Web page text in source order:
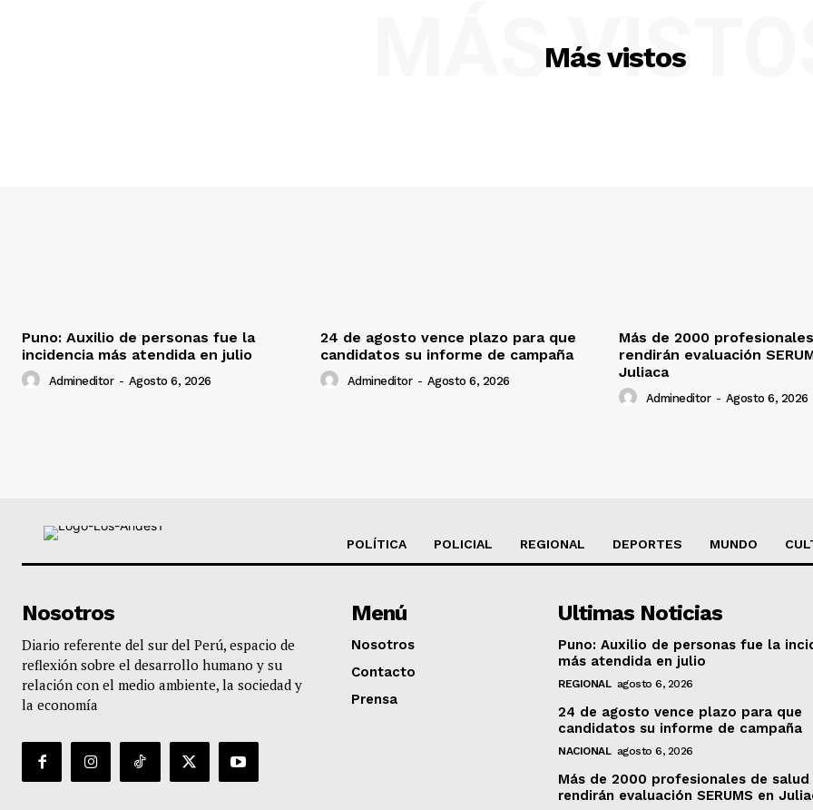
Más vistos
MÁS
Puno: Auxilio de personas fue la
incidencia más atendida en julio
Admineditor - Agosto 6, 2026
24 de agosto vence plazo para que
candidatos su informe de campaña
Admineditor - Agosto 6, 2026
Más de 2000
rendirán evaluación
Juliaca
Admineditor - Agosto 6, 2026
POLÍTICA POLICIAL REGIONAL DEPORTES MUNDO
Nosotros
Diario referente del sur del Perú, espacio de
reflexión sobre el desarrollo humano y su
relación con el medio ambiente, la sociedad y
la economía
Menú
Nosotros
Contacto
Prensa
Ultimas Noticias
Puno: Auxilio de personas fue la
más atendida en julio
REGIONAL agosto 6, 2026
24 de agosto vence plazo para que
candidatos su informe de campaña
NACIONAL agosto 6, 2026
Más de 2000 profesionales de salud
rendirán evaluación SERUMS en